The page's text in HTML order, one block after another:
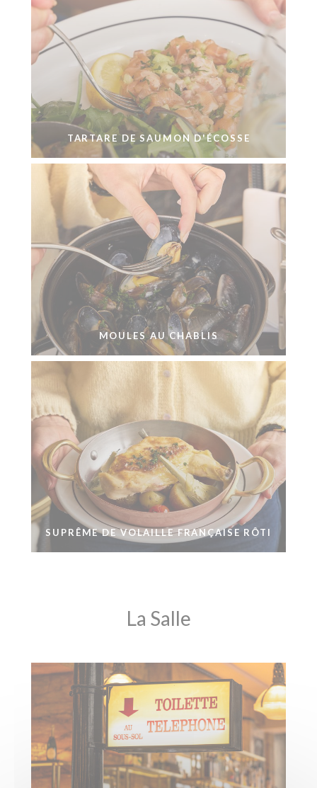
TARTARE DE SAUMON D'ÉCOSSE
MOULES AU CHABLIS
SUPRÊME DE VOLAILLE FRANÇAISE RÔTI
La Salle